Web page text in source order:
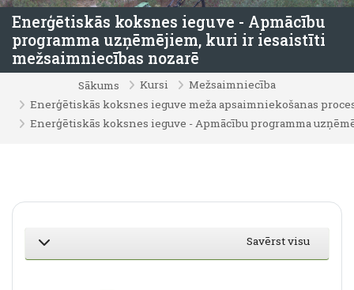
Enerģētiskās koksnes ieguve - Apmācību
programma uzņēmējiem, kuri ir iesaistīti
mežsaimniecības nozarē
Sākums Kursi
Mežsaimniecība
Enerģētiskās koksnes ieguve meža apsaimniekošanas
Enerģētiskās koksnes ieguve - Apmācību programma
Section outline
SAVĒRST Savērst visu